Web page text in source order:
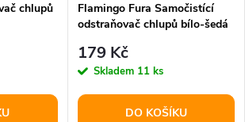
chlupů
Flamingo Fura Samočistící
odstraňovač chlupů bílo-šedá
179 Kč
Skladem 11 ks
DO KOŠÍKU